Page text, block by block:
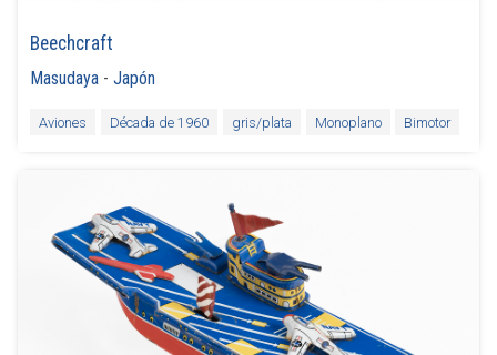
Beechcraft
Masudaya -Japón
Aviones Década de 1960 gris/plata Monoplano Bimotor